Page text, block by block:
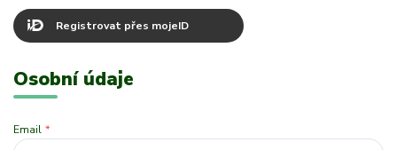
Registrovat přes mojeID
Osobní údaje
Email *